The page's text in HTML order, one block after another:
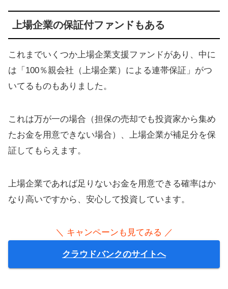
上場企業の保証付ファンドもある
これまでいくつか上場企業支援ファンドがあり、中に
は「100％親会社（上場企業）による連帯保証」がつ
いてるものもありました。
これは万が一の場合（担保の売却でも投資家から集め
たお金を用意できない場合）、上場企業が補足分を保
証してもらえます。
上場企業であれば足りないお金を用意できる確率はか
なり高いですから、安心して投資しています。
＼ キャンペーンも見てみる ／
クラウドバンクのサイトへ